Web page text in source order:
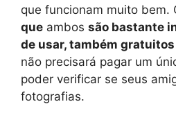
que funcionam muito bem.
que ambos são bastante
de usar, também gratuitos
não precisará pagar um
poder verificar se seus
fotografias.